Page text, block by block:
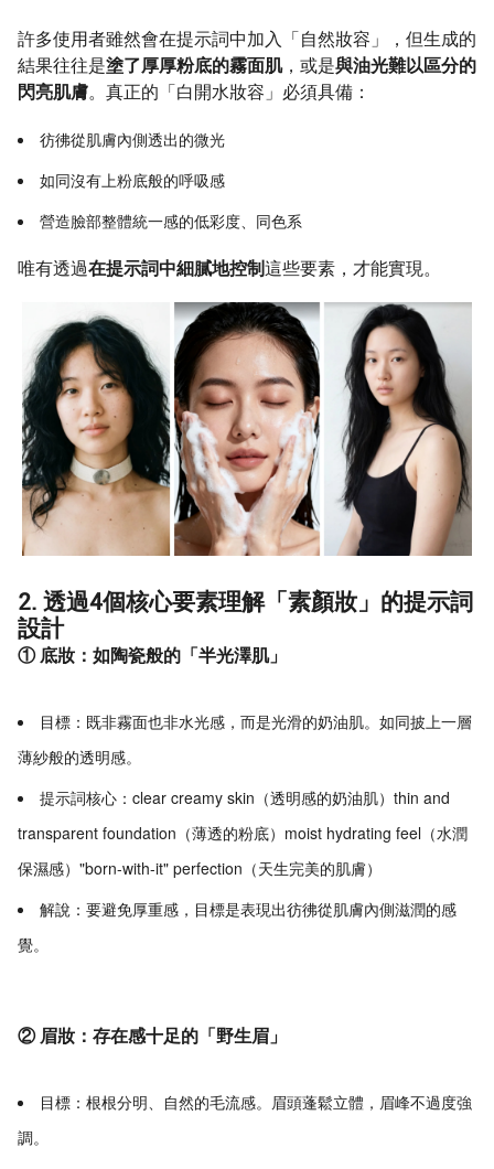
許多使用者雖然會在提示詞中加入「自然妝容」，但生成的
結果往往是塗了厚厚粉底的霧面肌，或是與油光難以區分的
閃亮肌膚。真正的「白開水妝容」必須具備：
彷彿從肌膚內側透出的微光
如同沒有上粉底般的呼吸感
營造臉部整體統一感的低彩度、同色系
唯有透過在提示詞中細膩地控制這些要素，才能實現。
2. 透過4個核心要素理解「素顏妝」的提示詞
設計
① 底妝：如陶瓷般的「半光澤肌」
目標：既非霧面也非水光感，而是光滑的奶油肌。如同披上一層
薄紗般的透明感。
提示詞核心：clear creamy skin（透明感的奶油肌）thin and
transparent foundation（薄透的粉底）moist hydrating feel（水潤
保濕感）"born-with-it" perfection（天生完美的肌膚）
解說：要避免厚重感，目標是表現出彷彿從肌膚內側滋潤的感
覺。
② 眉妝：存在感十足的「野生眉」
目標：根根分明、自然的毛流感。眉頭蓬鬆立體，眉峰不過度強
調。